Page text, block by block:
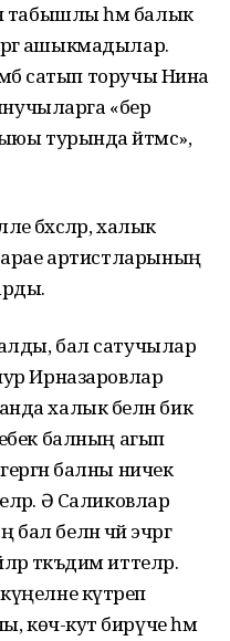
табышлы һәм балык
ашыкмадылар.
сатып торучы Нина
«бер
турында әйтмәс»,
бәхәсләр, халык
сарае артистларының
бал сатучылар
Ирназаровлар
халык белән бик
балның агып
балны ничек
Ә Саликовлар
белән чәй эчәргә
тәкъдим иттеләр.
күтәреп
көч-куәт бирүче һәм